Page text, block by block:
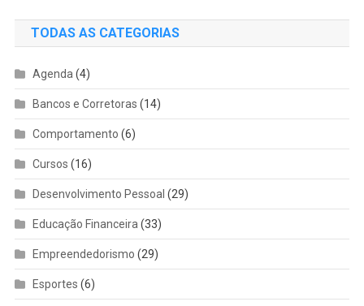
TODAS AS CATEGORIAS
Agenda (4)
Bancos e Corretoras (14)
Comportamento (6)
Cursos (16)
Desenvolvimento Pessoal (29)
Educação Financeira (33)
Empreendedorismo (29)
Esportes (6)